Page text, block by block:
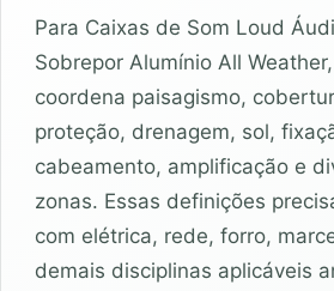
Para Caixas de Som Loud
Sobrepor Alumínio All
coordena paisagismo,
proteção, drenagem, sol,
cabeamento, amplificação e
zonas. Essas definições
com elétrica, rede, forro,
demais disciplinas aplicáveis